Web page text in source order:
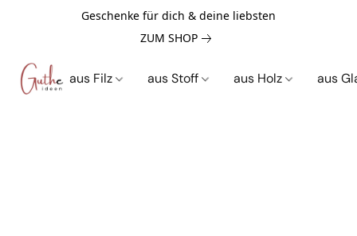
Geschenke für dich & deine liebsten
ZUM SHOP
aus Filz aus Stoff aus Holz aus